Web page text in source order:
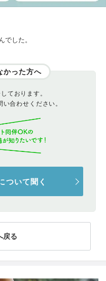
でした。
かった方へ
ております。
い合わせください。
ついて聞く
戻る